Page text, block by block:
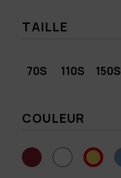
TAILLE
70S 110S 150S
COULEUR